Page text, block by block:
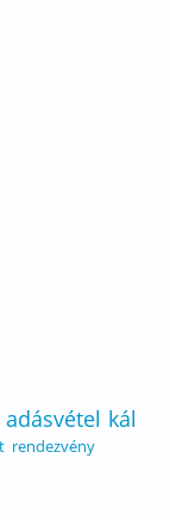
adásvétel kál
rendezvény